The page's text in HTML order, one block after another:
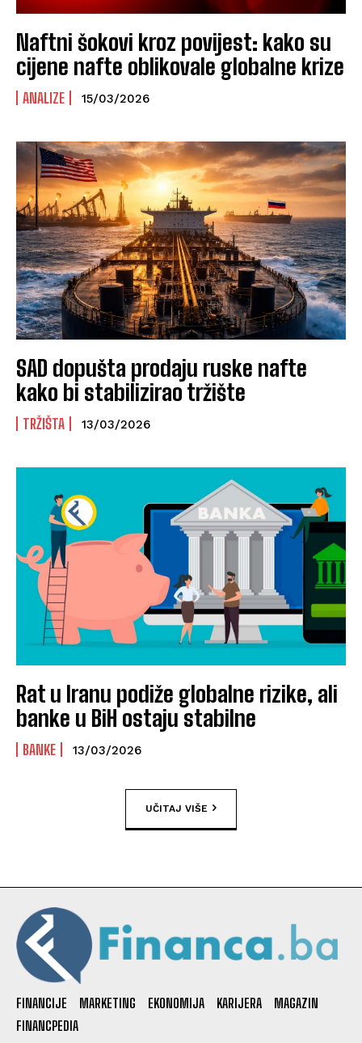
Naftni šokovi kroz povijest: kako su
cijene nafte oblikovale globalne krize
ANALIZE 15/03/2026
SAD dopušta prodaju ruske nafte
kako bi stabilizirao tržište
TRŽIŠTA 13/03/2026
Rat u Iranu podiže globalne rizike, ali
banke u BiH ostaju stabilne
BANKE 13/03/2026
UČITAJ VIŠE
FINANCIJE MARKETING EKONOMIJA KARIJERA
MAGAZIN
FINANCPEDIA